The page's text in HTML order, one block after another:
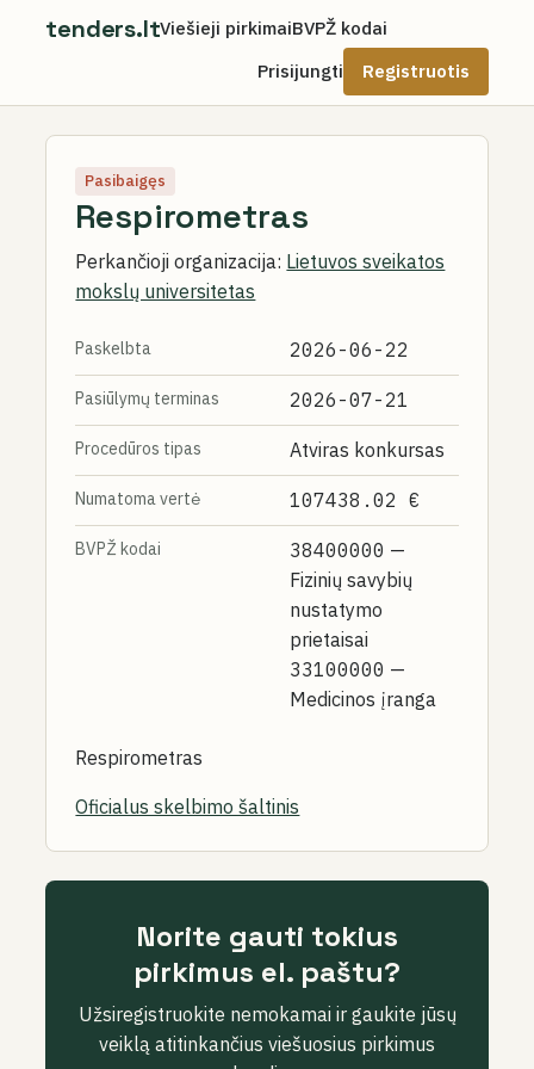
tenders.ltViešieji pirkimaiBVPŽ kodai
Prisijungti
Registruotis
Pasibaigęs
Respirometras
Perkančioji organizacija: Lietuvos sveikatos
mokslų universitetas
Paskelbta 2026-06-22
Pasiūlymų terminas 2026-07-21
Procedūros tipas Atviras konkursas
Numatoma vertė 107438.02 €
BVPŽ kodai 38400000 —
Fizinių savybių
nustatymo
prietaisai
33100000 —
Medicinos įranga
Respirometras
Oficialus skelbimo šaltinis
Norite gauti tokius
pirkimus el. paštu?
Užsiregistruokite nemokamai ir gaukite jūsų
veiklą atitinkančius viešuosius pirkimus